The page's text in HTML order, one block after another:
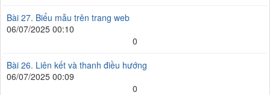
Bài 27. Biểu mẫu trên trang web
06/07/2025 00:10
0
Bài 26. Liên kết và thanh điều hướng
06/07/2025 00:09
0